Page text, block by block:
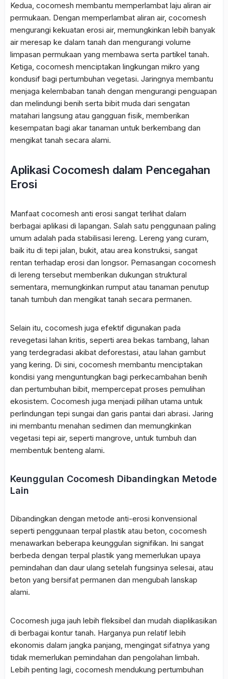
Kedua, cocomesh membantu memperlambat laju aliran air
permukaan. Dengan memperlambat aliran air, cocomesh
mengurangi kekuatan erosi air, memungkinkan lebih banyak
air meresap ke dalam tanah dan mengurangi volume
limpasan permukaan yang membawa serta partikel tanah.
Ketiga, cocomesh menciptakan lingkungan mikro yang
kondusif bagi pertumbuhan vegetasi. Jaringnya membantu
menjaga kelembaban tanah dengan mengurangi penguapan
dan melindungi benih serta bibit muda dari sengatan
matahari langsung atau gangguan fisik, memberikan
kesempatan bagi akar tanaman untuk berkembang dan
mengikat tanah secara alami.
Aplikasi Cocomesh dalam Pencegahan
Erosi
Manfaat cocomesh anti erosi sangat terlihat dalam
berbagai aplikasi di lapangan. Salah satu penggunaan paling
umum adalah pada stabilisasi lereng. Lereng yang curam,
baik itu di tepi jalan, bukit, atau area konstruksi, sangat
rentan terhadap erosi dan longsor. Pemasangan cocomesh
di lereng tersebut memberikan dukungan struktural
sementara, memungkinkan rumput atau tanaman penutup
tanah tumbuh dan mengikat tanah secara permanen.
Selain itu, cocomesh juga efektif digunakan pada
revegetasi lahan kritis, seperti area bekas tambang, lahan
yang terdegradasi akibat deforestasi, atau lahan gambut
yang kering. Di sini, cocomesh membantu menciptakan
kondisi yang menguntungkan bagi perkecambahan benih
dan pertumbuhan bibit, mempercepat proses pemulihan
ekosistem. Cocomesh juga menjadi pilihan utama untuk
perlindungan tepi sungai dan garis pantai dari abrasi. Jaring
ini membantu menahan sedimen dan memungkinkan
vegetasi tepi air, seperti mangrove, untuk tumbuh dan
membentuk benteng alami.
Keunggulan Cocomesh Dibandingkan Metode
Lain
Dibandingkan dengan metode anti-erosi konvensional
seperti penggunaan terpal plastik atau beton, cocomesh
menawarkan beberapa keunggulan signifikan. Ini sangat
berbeda dengan terpal plastik yang memerlukan upaya
pemindahan dan daur ulang setelah fungsinya selesai, atau
beton yang bersifat permanen dan mengubah lanskap
alami.
Cocomesh juga jauh lebih fleksibel dan mudah diaplikasikan
di berbagai kontur tanah. Harganya pun relatif lebih
ekonomis dalam jangka panjang, mengingat sifatnya yang
tidak memerlukan pemindahan dan pengolahan limbah.
Lebih penting lagi, cocomesh mendukung pertumbuhan